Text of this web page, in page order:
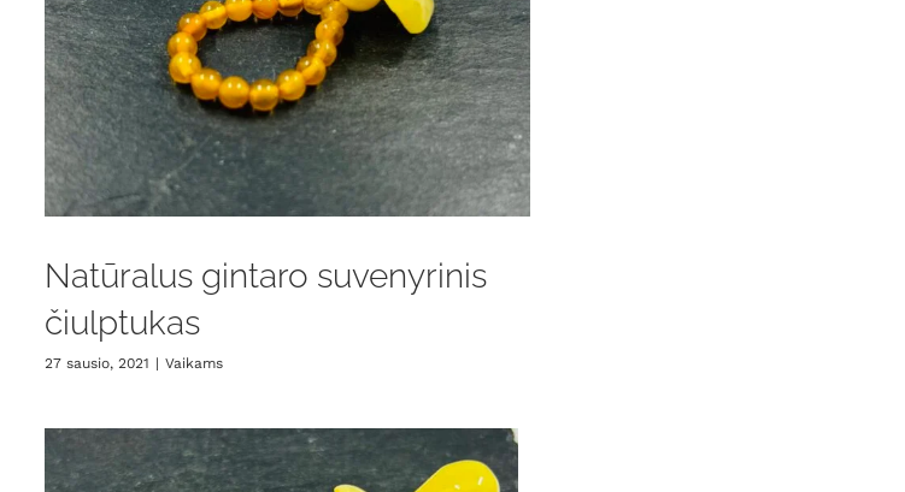
Natūralus gintaro suvenyrinis
čiulptukas
27 sausio, 2021 | Vaikams